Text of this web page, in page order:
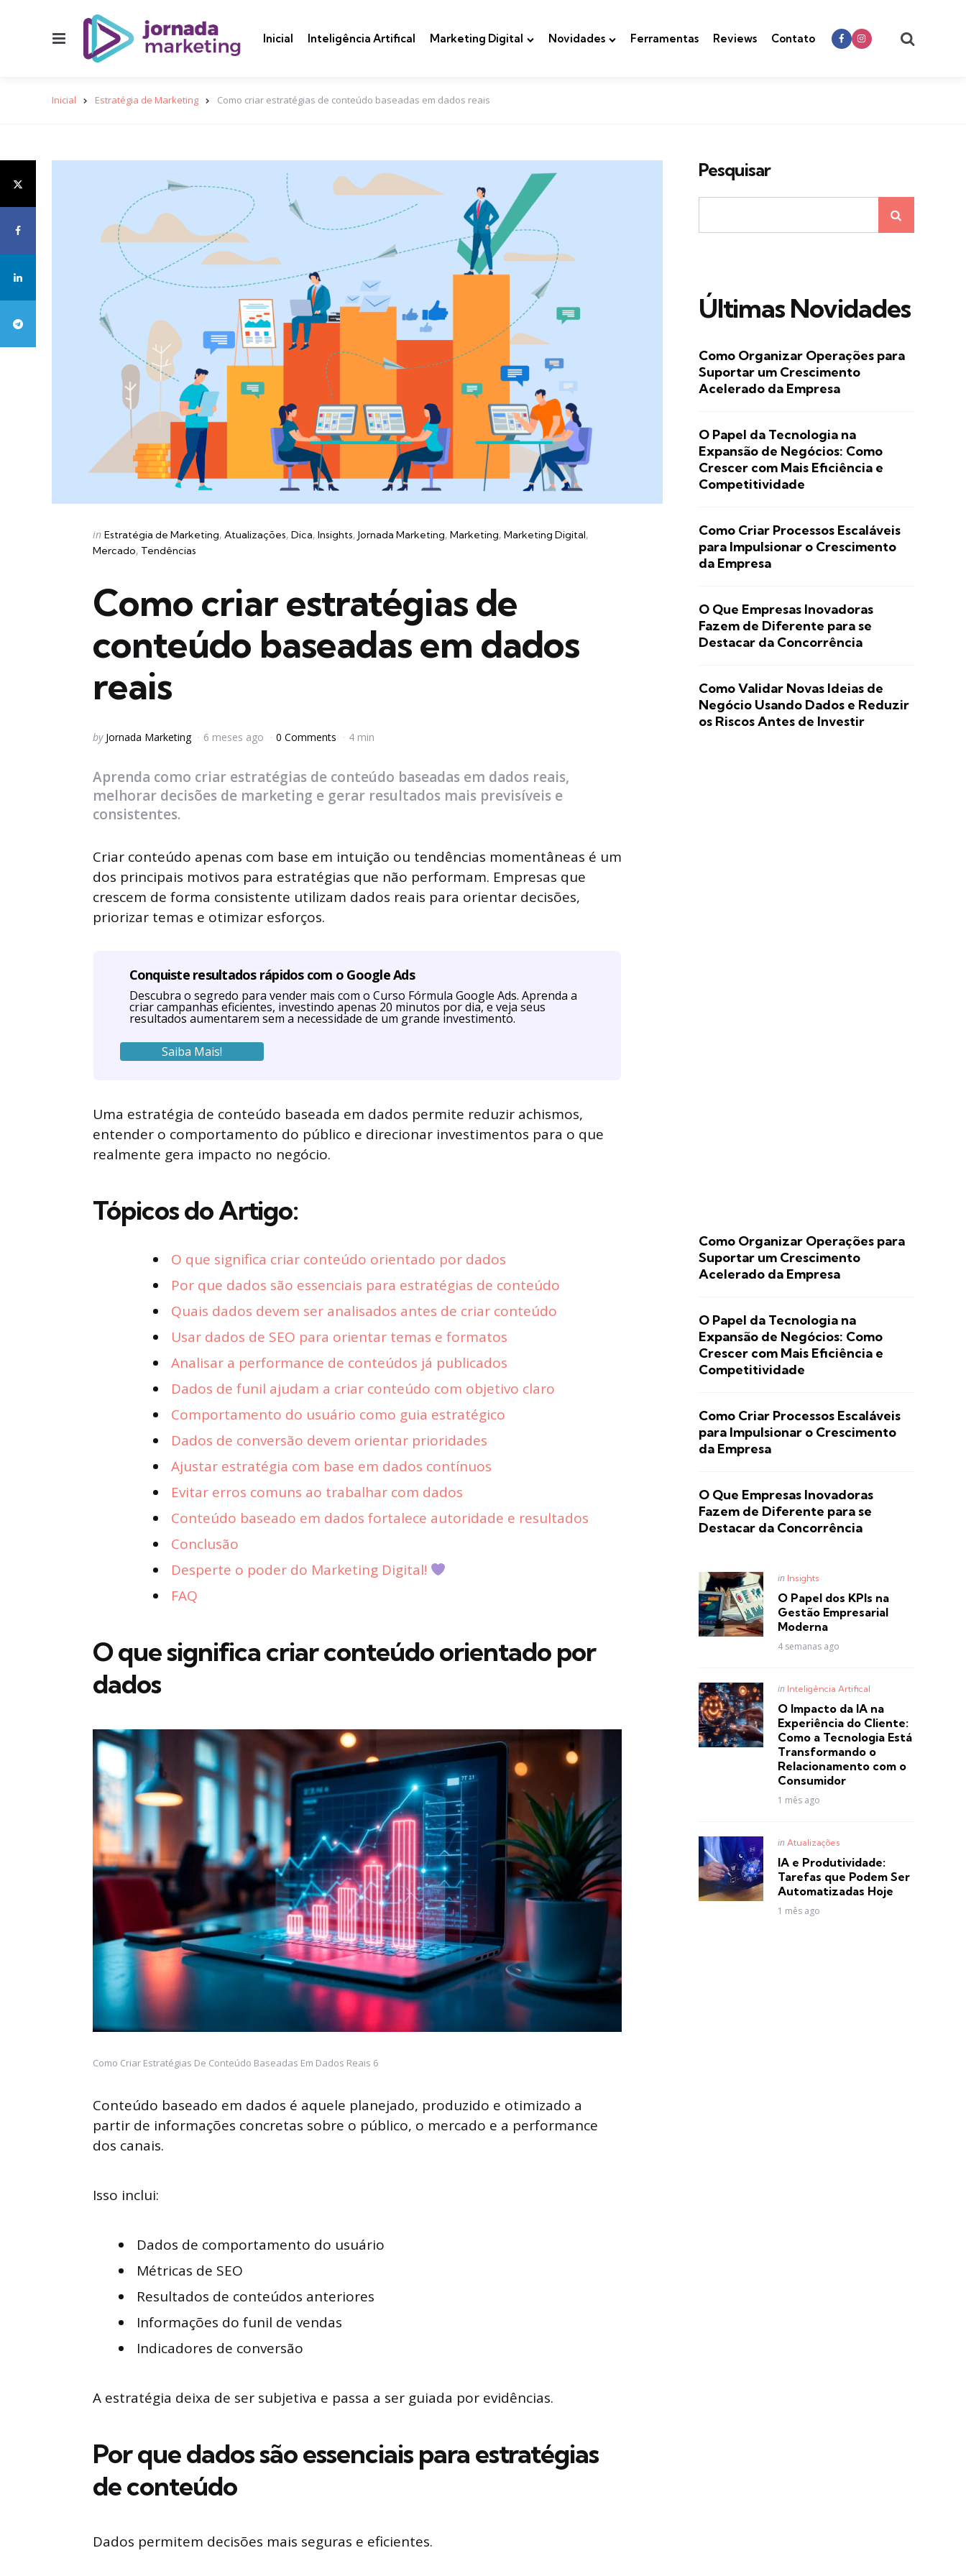
Inicial Inteligência Artifical Marketing Digital Novidades Ferramentas Reviews Contato
Inicial Estratégia de Marketing Como criar estratégias de conteúdo baseadas em dados reais
Categories
Posted
in
in Estratégia de Marketing Atualizações Dica Insights Jornada Marketing Marketing Marketing Digital
Mercado Tendências
Como criar estratégias de
conteúdo baseadas em dados
reais
Posted
by Jornada Marketing 6 meses ago 0 Comments 4 min
Aprenda como criar estratégias de conteúdo baseadas em dados reais,
melhorar decisões de marketing e gerar resultados mais previsíveis e
consistentes.
Criar conteúdo apenas com base em intuição ou tendências momentâneas é um
dos principais motivos para estratégias que não performam. Empresas que
crescem de forma consistente utilizam dados reais para orientar decisões,
priorizar temas e otimizar esforços.
Conquiste resultados rápidos com o Google Ads
Descubra o segredo para vender mais com o Curso Fórmula Google Ads. Aprenda a
criar campanhas eficientes, investindo apenas 20 minutos por dia, e veja seus
resultados aumentarem sem a necessidade de um grande investimento.
Saiba Mais!
Uma estratégia de conteúdo baseada em dados permite reduzir achismos,
entender o comportamento do público e direcionar investimentos para o que
realmente gera impacto no negócio.
Tópicos do Artigo:
O que significa criar conteúdo orientado por dados
Por que dados são essenciais para estratégias de conteúdo
Quais dados devem ser analisados antes de criar conteúdo
Usar dados de SEO para orientar temas e formatos
Analisar a performance de conteúdos já publicados
Dados de funil ajudam a criar conteúdo com objetivo claro
Comportamento do usuário como guia estratégico
Dados de conversão devem orientar prioridades
Ajustar estratégia com base em dados contínuos
Evitar erros comuns ao trabalhar com dados
Conteúdo baseado em dados fortalece autoridade e resultados
Conclusão
Desperte o poder do Marketing Digital!
FAQ
O que significa criar conteúdo orientado por
dados
Como Criar Estratégias De Conteúdo Baseadas Em Dados Reais 6
Conteúdo baseado em dados é aquele planejado, produzido e otimizado a
partir de informações concretas sobre o público, o mercado e a performance
dos canais.
Isso inclui:
Dados de comportamento do usuário
Métricas de SEO
Resultados de conteúdos anteriores
Informações do funil de vendas
Indicadores de conversão
A estratégia deixa de ser subjetiva e passa a ser guiada por evidências.
Por que dados são essenciais para estratégias
de conteúdo
Dados permitem decisões mais seguras e eficientes.
Pesquisar
Últimas Novidades
Como Organizar Operações para
Suportar um Crescimento
Acelerado da Empresa
O Papel da Tecnologia na
Expansão de Negócios: Como
Crescer com Mais Eficiência e
Competitividade
Como Criar Processos Escaláveis
para Impulsionar o Crescimento
da Empresa
O Que Empresas Inovadoras
Fazem de Diferente para se
Destacar da Concorrência
Como Validar Novas Ideias de
Negócio Usando Dados e Reduzir
os Riscos Antes de Investir
Como Organizar Operações para
Suportar um Crescimento
Acelerado da Empresa
O Papel da Tecnologia na
Expansão de Negócios: Como
Crescer com Mais Eficiência e
Competitividade
Como Criar Processos Escaláveis
para Impulsionar o Crescimento
da Empresa
O Que Empresas Inovadoras
Fazem de Diferente para se
Destacar da Concorrência
Posted
in Insights
O Papel dos KPIs na
Gestão Empresarial
Moderna
4 semanas ago
Posted
in Inteligência Artifical
O Impacto da IA na
Experiência do Cliente:
Como a Tecnologia Está
Transformando o
Relacionamento com o
Consumidor
1 mês ago
Posted
in Atualizações
IA e Produtividade:
Tarefas que Podem Ser
Automatizadas Hoje
1 mês ago